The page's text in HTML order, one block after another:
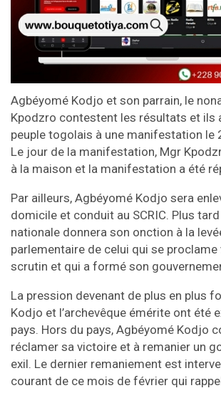
Agbéyomé Kodjo et son parrain, le
Kpodzro contestent les résultats et ils
peuple togolais à une manifestation le
Le jour de la manifestation, Mgr
à la maison et la manifestation a été
Par ailleurs, Agbéyomé Kodjo sera
domicile et conduit au SCRIC. Plus tard
nationale donnera son onction à la
parlementaire de celui qui se proclame
scrutin et qui a formé son
La pression devenant de plus en plus
Kodjo et l’archevêque émérite ont été
pays. Hors du pays, Agbéyomé Kodjo
réclamer sa victoire et à remanier un
exil. Le dernier remaniement est
courant de ce mois de février qui